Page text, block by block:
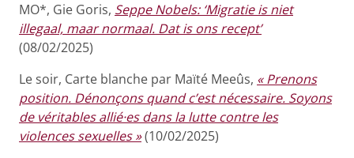
MO*, Gie Goris, Seppe Nobels: ‘Migratie is niet
illegaal, maar normaal. Dat is ons recept’
(08/02/2025)
Le soir, Carte blanche par Maïté Meeûs, « Prenons
position. Dénonçons quand c’est nécessaire. Soyons
de véritables allié·es dans la lutte contre les
violences sexuelles »(10/02/2025)